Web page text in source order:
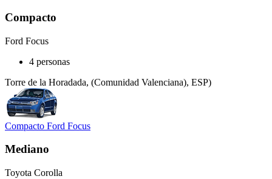
Compacto
Ford Focus
4 personas
Torre de la Horadada, (Comunidad Valenciana), ESP)
Compacto Ford Focus
Mediano
Toyota Corolla